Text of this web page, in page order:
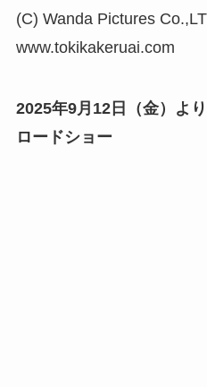
(C) Wanda Pictures
www.tokikakeruai.com
2025年9月12日（金）よ
ロードショー